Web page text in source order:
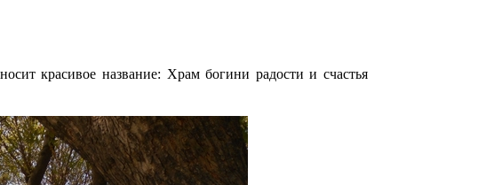
красивое название: Храм богини радости и счастья